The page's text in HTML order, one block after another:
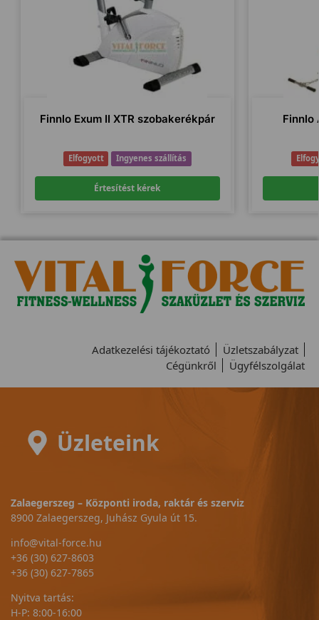
Finnlo Exum II XTR szobakerékpár
Elfogyott Ingyenes szállítás
Értesítést kérek
Finnlo
Adatkezelési tájékoztató
Üzletszabályzat
Cégünkről
Ügyfélszolgálat
Üzleteink
Zalaegerszeg – Központi iroda, raktár és szerviz
8900 Zalaegerszeg, Juhász Gyula út 15.
info@vital-force.hu
+36 (30) 627-8603
+36 (30) 627-7865
Nyitva tartás:
H-P: 8:00-16:00